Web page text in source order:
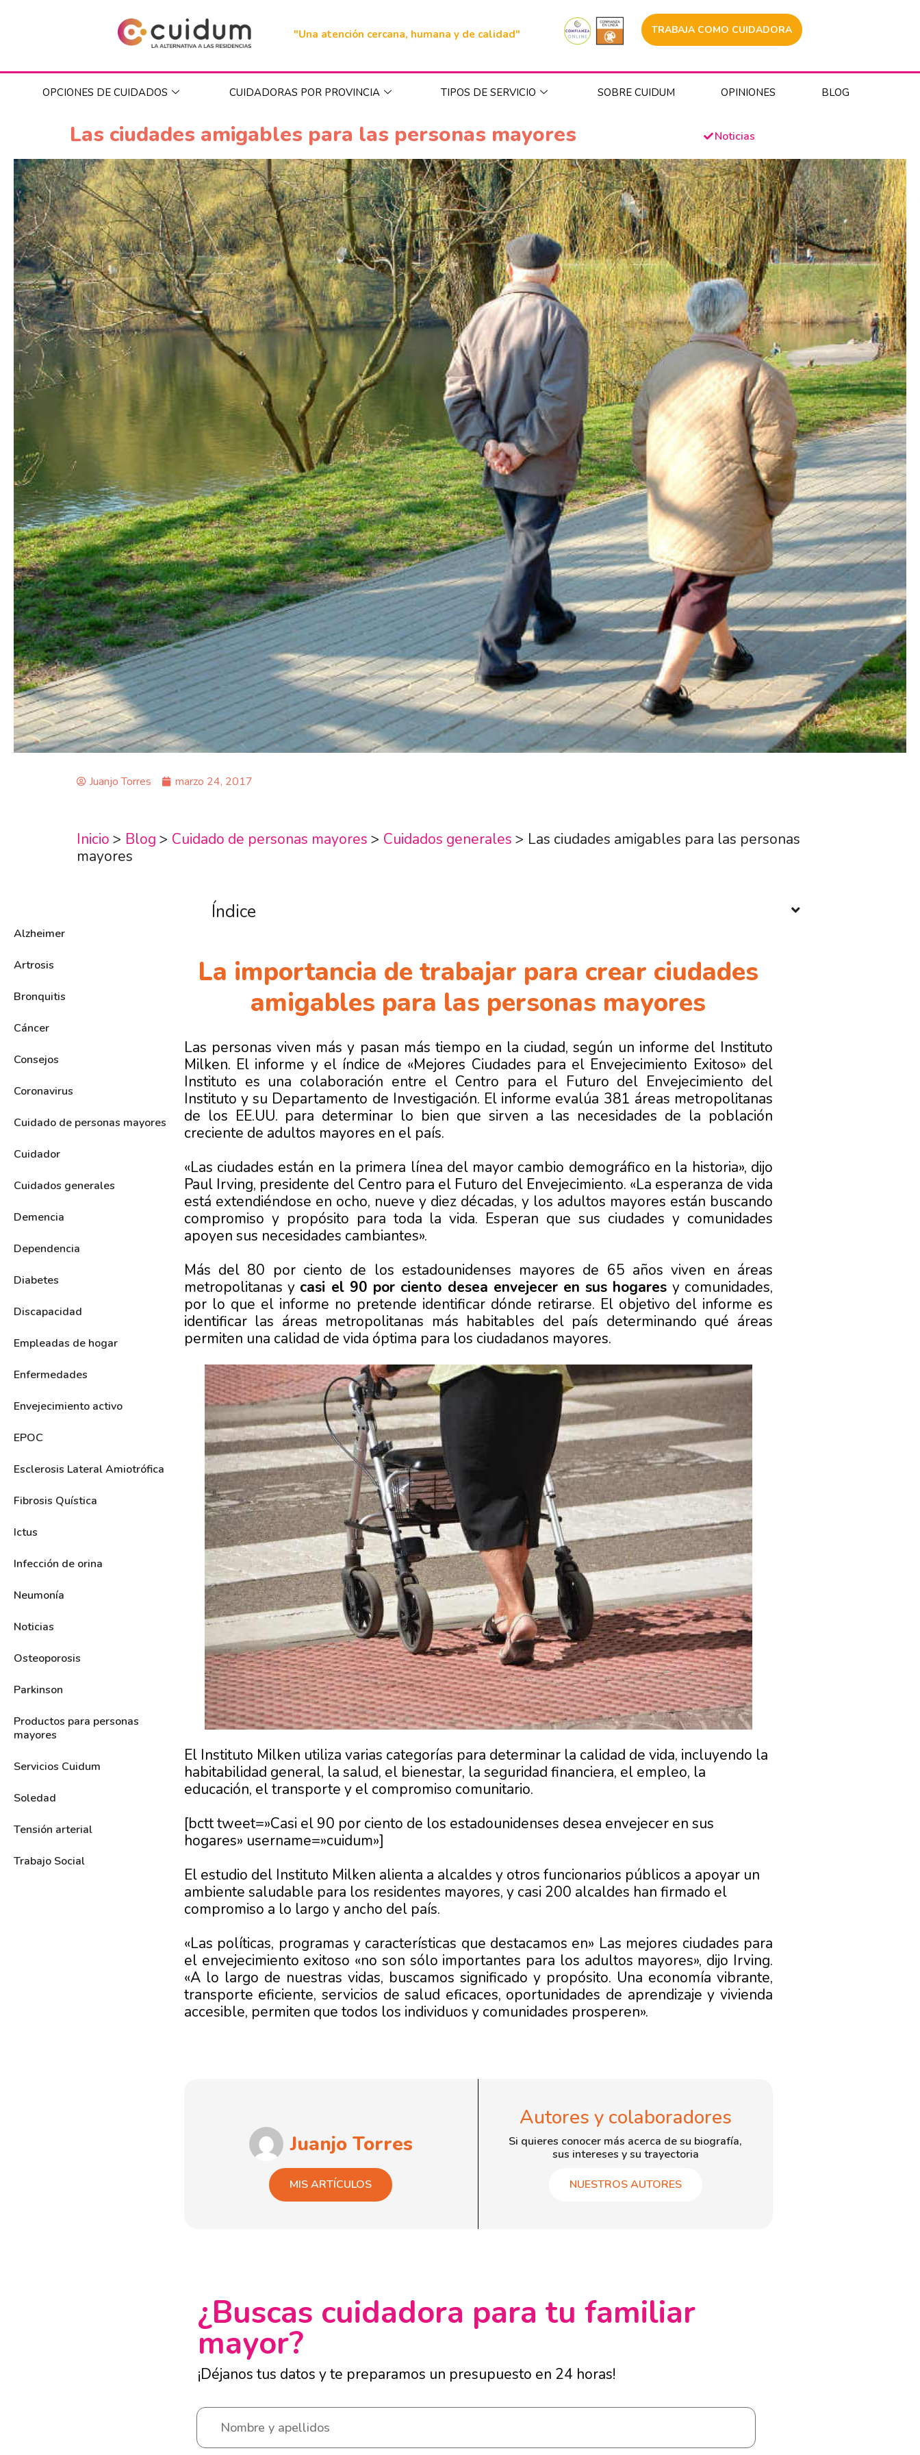
"Una atención cercana, humana y de calidad" TRABAJA COMO CUIDADORA
OPCIONES DE CUIDADOS CUIDADORAS POR PROVINCIA TIPOS DE SERVICIO SOBRE CUIDUM OPINIONES BLOG
Las ciudades amigables para las personas mayores Noticias
Juanjo Torres marzo 24, 2017
Inicio > Blog > Cuidado de personas mayores > Cuidados generales > Las ciudades amigables para las personas
mayores
Alzheimer
Artrosis
Bronquitis
Cáncer
Consejos
Coronavirus
Cuidado de personas mayores
Cuidador
Cuidados generales
Demencia
Dependencia
Diabetes
Discapacidad
Empleadas de hogar
Enfermedades
Envejecimiento activo
EPOC
Esclerosis Lateral Amiotrófica
Fibrosis Quística
Ictus
Infección de orina
Neumonía
Noticias
Osteoporosis
Parkinson
Productos para personas
mayores
Servicios Cuidum
Soledad
Tensión arterial
Trabajo Social
Índice
La importancia de trabajar para crear ciudades
amigables para las personas mayores
Las personas viven más y pasan más tiempo en la ciudad, según un informe del Instituto
Milken. El informe y el índice de «Mejores Ciudades para el Envejecimiento Exitoso» del
Instituto es una colaboración entre el Centro para el Futuro del Envejecimiento del
Instituto y su Departamento de Investigación. El informe evalúa 381 áreas metropolitanas
de los EE.UU. para determinar lo bien que sirven a las necesidades de la población
creciente de adultos mayores en el país.
«Las ciudades están en la primera línea del mayor cambio demográfico en la historia», dijo
Paul Irving, presidente del Centro para el Futuro del Envejecimiento. «La esperanza de vida
está extendiéndose en ocho, nueve y diez décadas, y los adultos mayores están buscando
compromiso y propósito para toda la vida. Esperan que sus ciudades y comunidades
apoyen sus necesidades cambiantes».
Más del 80 por ciento de los estadounidenses mayores de 65 años viven en áreas
metropolitanas y casi el 90 por ciento desea envejecer en sus hogares y comunidades,
por lo que el informe no pretende identificar dónde retirarse. El objetivo del informe es
identificar las áreas metropolitanas más habitables del país determinando qué áreas
permiten una calidad de vida óptima para los ciudadanos mayores.
El Instituto Milken utiliza varias categorías para determinar la calidad de vida, incluyendo la
habitabilidad general, la salud, el bienestar, la seguridad financiera, el empleo, la
educación, el transporte y el compromiso comunitario.
[bctt tweet=»Casi el 90 por ciento de los estadounidenses desea envejecer en sus
hogares» username=»cuidum»]
El estudio del Instituto Milken alienta a alcaldes y otros funcionarios públicos a apoyar un
ambiente saludable para los residentes mayores, y casi 200 alcaldes han firmado el
compromiso a lo largo y ancho del país.
«Las políticas, programas y características que destacamos en» Las mejores ciudades para
el envejecimiento exitoso «no son sólo importantes para los adultos mayores», dijo Irving.
«A lo largo de nuestras vidas, buscamos significado y propósito. Una economía vibrante,
transporte eficiente, servicios de salud eficaces, oportunidades de aprendizaje y vivienda
accesible, permiten que todos los individuos y comunidades prosperen».
Juanjo Torres
MIS ARTÍCULOS
Autores y colaboradores
Si quieres conocer más acerca de su biografía,
sus intereses y su trayectoria
NUESTROS AUTORES
¿Buscas cuidadora para tu familiar
mayor?
¡Déjanos tus datos y te preparamos un presupuesto en 24 horas!